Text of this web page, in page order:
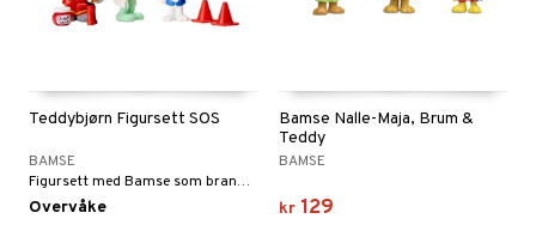
Teddybjørn Figursett SOS
BAMSE
Figursett med Bamse som brannmann, Lille Skutt som politimann og Skalman som lege.
Overvåke
Bamse Nalle-Maja, Brum &
Teddy
BAMSE
kr 129